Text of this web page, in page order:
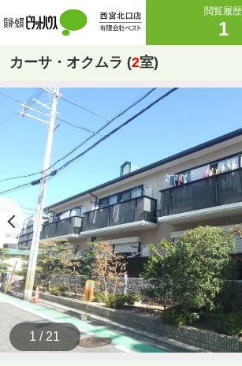
閲覧履歴
1
カーサ・オクムラ (2室)
1 / 21